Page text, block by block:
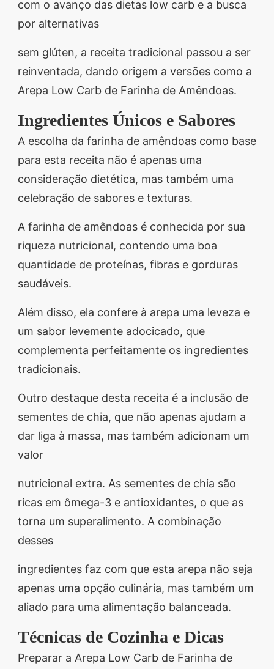
com o avanço das dietas low carb e a busca
por alternativas
sem glúten, a receita tradicional passou a ser
reinventada, dando origem a versões como a
Arepa Low Carb de Farinha de Amêndoas.
Ingredientes Únicos e Sabores
A escolha da farinha de amêndoas como base
para esta receita não é apenas uma
consideração dietética, mas também uma
celebração de sabores e texturas.
A farinha de amêndoas é conhecida por sua
riqueza nutricional, contendo uma boa
quantidade de proteínas, fibras e gorduras
saudáveis.
Além disso, ela confere à arepa uma leveza e
um sabor levemente adocicado, que
complementa perfeitamente os ingredientes
tradicionais.
Outro destaque desta receita é a inclusão de
sementes de chia, que não apenas ajudam a
dar liga à massa, mas também adicionam um
valor
nutricional extra. As sementes de chia são
ricas em ômega-3 e antioxidantes, o que as
torna um superalimento. A combinação
desses
ingredientes faz com que esta arepa não seja
apenas uma opção culinária, mas também um
aliado para uma alimentação balanceada.
Técnicas de Cozinha e Dicas
Preparar a Arepa Low Carb de Farinha de